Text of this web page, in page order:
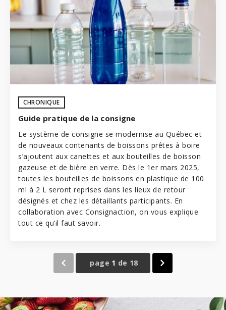
CHRONIQUE
Guide pratique de la consigne
Le système de consigne se modernise au Québec et
de nouveaux contenants de boissons prêtes à boire
s’ajoutent aux canettes et aux bouteilles de boisson
gazeuse et de bière en verre. Dès le 1er mars 2025,
toutes les bouteilles de boissons en plastique de 100
ml à 2 L seront reprises dans les lieux de retour
désignés et chez les détaillants participants. En
collaboration avec Consignaction, on vous explique
tout ce qu’il faut savoir.
page 1 de 18